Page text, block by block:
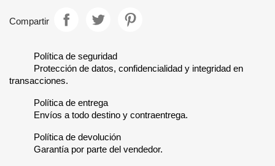
Compartir
Política de seguridad
Protección de datos, confidencialidad y integridad en
transacciones.
Política de entrega
Envíos a todo destino y contraentrega.
Política de devolución
Garantía por parte del vendedor.